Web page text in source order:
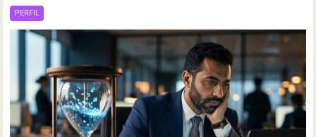
PERFIL